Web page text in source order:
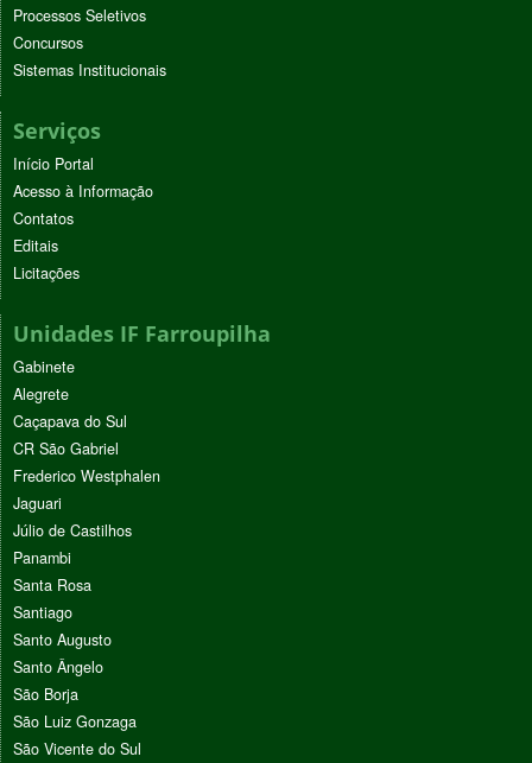
Processos Seletivos
Concursos
Sistemas Institucionais
Serviços
Início Portal
Acesso à Informação
Contatos
Editais
Licitações
Unidades IF Farroupilha
Gabinete
Alegrete
Caçapava do Sul
CR São Gabriel
Frederico Westphalen
Jaguari
Júlio de Castilhos
Panambi
Santa Rosa
Santiago
Santo Augusto
Santo Ângelo
São Borja
São Luiz Gonzaga
São Vicente do Sul